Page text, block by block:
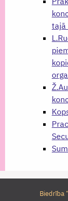
tajā
Biedrība